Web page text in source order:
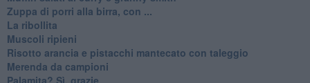
Zuppa di porri alla birra, con ...
La ribollita
Muscoli ripieni
Risotto arancia e pistacchi mantecato con taleggio
Merenda da campioni
Palamita? Sì, grazie